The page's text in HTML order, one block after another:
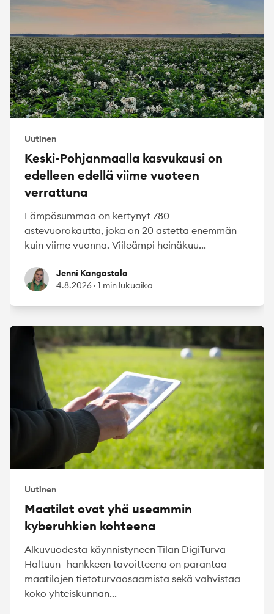
Uutinen
Keski-Pohjanmaalla kasvukausi on
edelleen edellä viime vuoteen
verrattuna
Lämpösummaa on kertynyt 780
astevuorokautta, joka on 20 astetta enemmän
kuin viime vuonna. Viileämpi heinäkuu...
Jenni Kangastalo
Jenni Kangastalo
4.8.2026 · 1 min lukuaika
Uutinen
Maatilat ovat yhä useammin
kyberuhkien kohteena
Alkuvuodesta käynnistyneen Tilan DigiTurva
Haltuun -hankkeen tavoitteena on parantaa
maatilojen tietoturvaosaamista sekä vahvistaa
koko yhteiskunnan...